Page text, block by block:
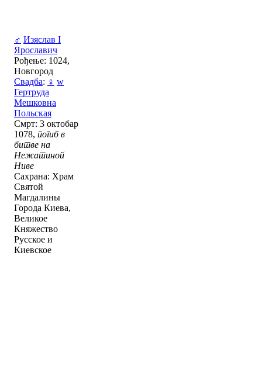
♂ Изяслав I
Ярославич
Рођење: 1024,
Новгород
Свадба: ♀ w
Гертруда
Мешковна
Польская
Смрт: 3 октобар
1078, погиб в
битве на
Нежатиной
Ниве
Сахрана: Храм
Святой
Магдалины
Города Киева,
Великое
Княжество
Русское и
Киевское